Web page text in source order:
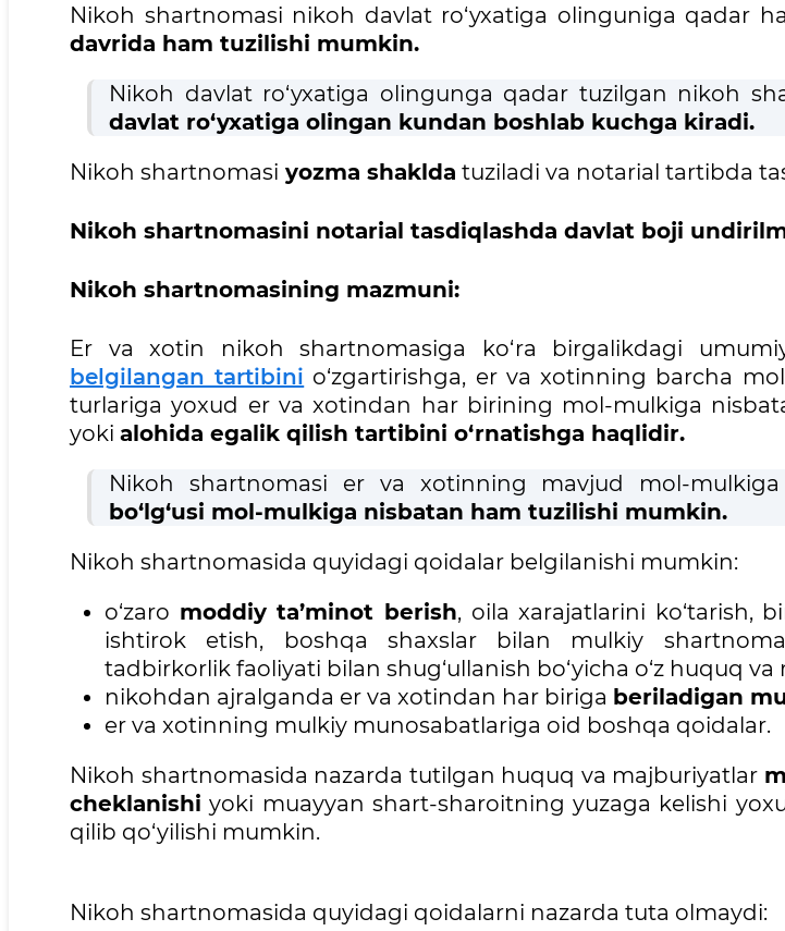
Nikoh shartnomasi nikoh davlat ro‘yxatiga olinguniga qadar
davrida ham tuzilishi mumkin.
Nikoh davlat ro‘yxatiga olingunga qadar tuzilgan nikoh
davlat ro‘yxatiga olingan kundan boshlab kuchga
Nikoh shartnomasi yozma shaklda tuziladi va notarial tartibda
Nikoh shartnomasini notarial tasdiqlashda davlat boji
Nikoh shartnomasining mazmuni:
Er va xotin nikoh shartnomasiga ko‘ra birgalikdagi
belgilangan tartibini o‘zgartirishga, er va xotinning barcha
turlariga yoxud er va xotindan har birining mol-mulkiga
yoki alohida egalik qilish tartibini o‘rnatishga haqlidir.
Nikoh shartnomasi er va xotinning mavjud mol-
bo‘lg‘usi mol-mulkiga nisbatan ham tuzilishi
Nikoh shartnomasida quyidagi qoidalar belgilanishi mumkin:
o‘zaro moddiy ta’minot berish, oila xarajatlarini ko‘tarish,
ishtirok etish, boshqa shaxslar bilan mulkiy
tadbirkorlik faoliyati bilan shug‘ullanish bo‘yicha o‘z huquq
nikohdan ajralganda er va xotindan har biriga beriladigan
er va xotinning mulkiy munosabatlariga oid boshqa qoidalar.
Nikoh shartnomasida nazarda tutilgan huquq va majburiyatlar
cheklanishi yoki muayyan shart-sharoitning yuzaga kelishi
qilib qo‘yilishi mumkin.
Nikoh shartnomasida quyidagi qoidalarni nazarda tuta olmaydi: